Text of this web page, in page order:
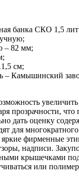
банка СКО 1,5
– 82 мм;
см;
– Камышинский
прозрачности, что
дать оценку
для
фирменные
надписи.
крышечками под
или